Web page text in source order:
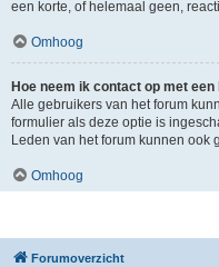
een korte, of helemaal geen,
Omhoog
Hoe neem ik contact op met een
Alle gebruikers van het forum
formulier als deze optie is
Leden van het forum kunnen ook
Omhoog
Forumoverzicht